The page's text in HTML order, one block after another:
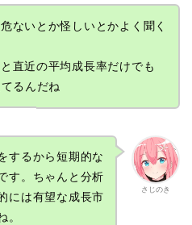
ないとか怪しいとかよく聞く
直近の平均成長率だけでも
るんだね
さじのき
するから短期的な
す。ちゃんと分析
には有望な成長市
。